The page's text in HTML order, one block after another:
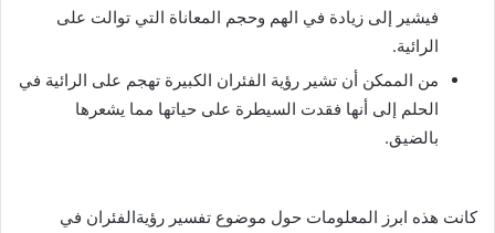
فيشير إلى زيادة في الهم وحجم المعاناة التي توالت على
الرائية.
من الممكن أن تشير رؤية الفئران الكبيرة تهجم على الرائية في
الحلم إلى أنها فقدت السيطرة على حياتها مما يشعرها
بالضيق.
كانت هذه ابرز المعلومات حول موضوع تفسير رؤيةالفئران في